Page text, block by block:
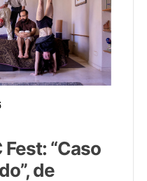
Fest: “Caso
de